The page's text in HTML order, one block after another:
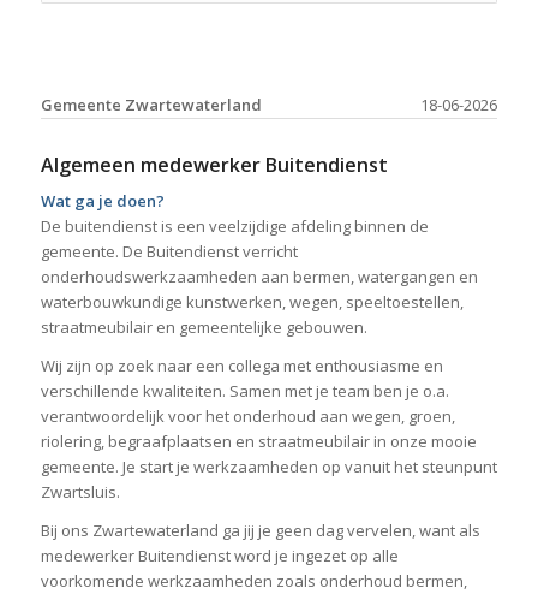
18-06-2026
Gemeente Zwartewaterland
Algemeen medewerker Buitendienst
Wat ga je doen?
De buitendienst is een veelzijdige afdeling binnen de
gemeente. De Buitendienst verricht
onderhoudswerkzaamheden aan bermen, watergangen en
waterbouwkundige kunstwerken, wegen, speeltoestellen,
straatmeubilair en gemeentelijke gebouwen.
Wij zijn op zoek naar een collega met enthousiasme en
verschillende kwaliteiten. Samen met je team ben je o.a.
verantwoordelijk voor het onderhoud aan wegen, groen,
riolering, begraafplaatsen en straatmeubilair in onze mooie
gemeente. Je start je werkzaamheden op vanuit het steunpunt
Zwartsluis.
Bij ons Zwartewaterland ga jij je geen dag vervelen, want als
medewerker Buitendienst word je ingezet op alle
voorkomende werkzaamheden zoals onderhoud bermen,